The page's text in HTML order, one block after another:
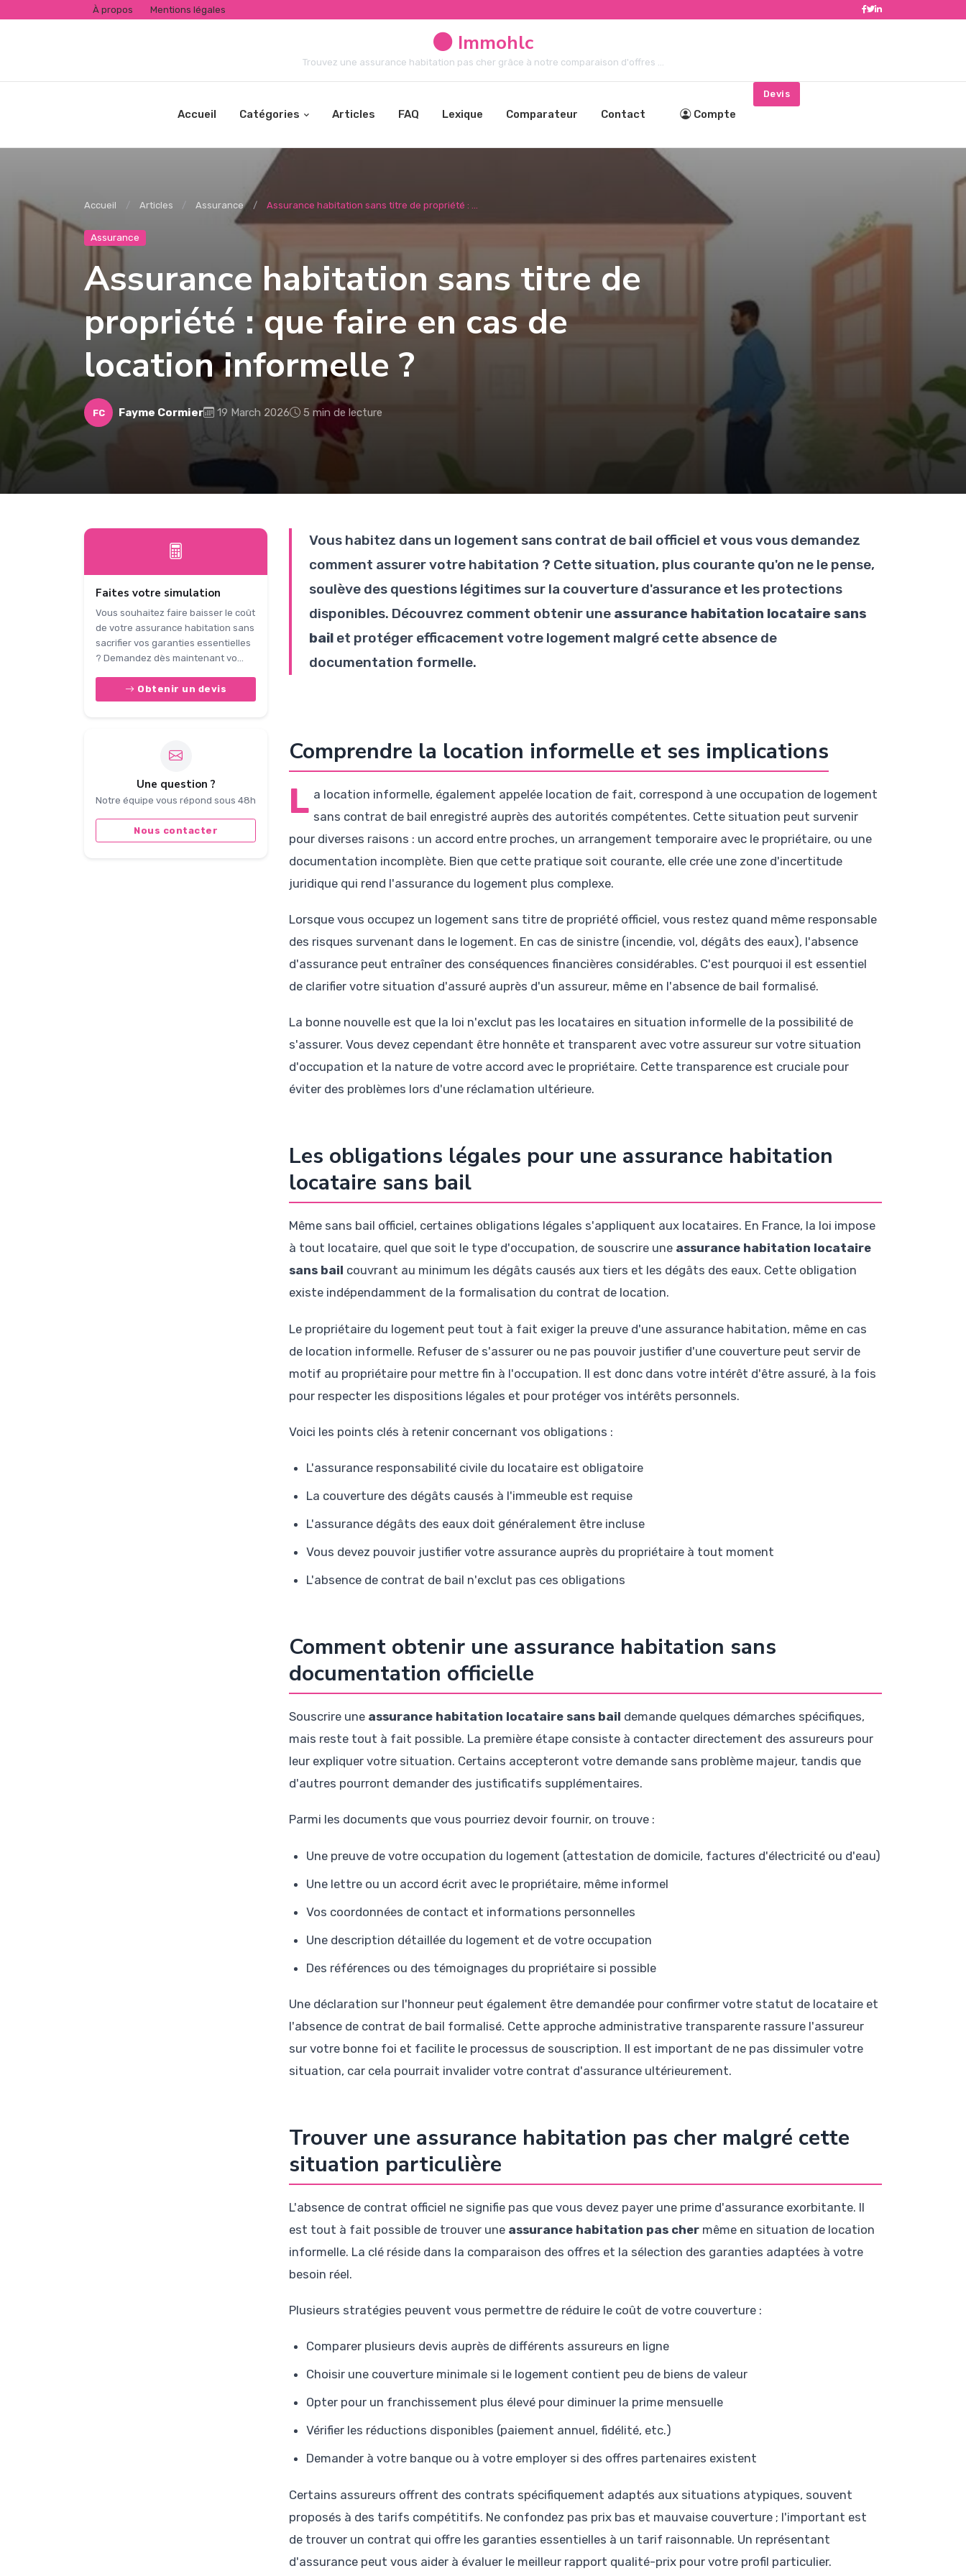
À propos Mentions légales
Immohlc
Trouvez une assurance habitation pas cher grâce à notre comparaison d'offres ...
Accueil Catégories Articles FAQ Lexique Comparateur Contact Compte
Devis
Accueil Articles Assurance Assurance habitation sans titre de propriété : ...
Assurance
Assurance habitation sans titre de
propriété : que faire en cas de
location informelle ?
FC Fayme Cormier 19 March 2026 5 min de lecture
Faites votre simulation
Vous souhaitez faire baisser le coût
de votre assurance habitation sans
sacrifier vos garanties essentielles
? Demandez dès maintenant vo...
Obtenir un devis
Une question ?
Notre équipe vous répond sous 48h
Nous contacter
Vous habitez dans un logement sans contrat de bail officiel et vous vous demandez
comment assurer votre habitation ? Cette situation, plus courante qu'on ne le pense,
soulève des questions légitimes sur la couverture d'assurance et les protections
disponibles. Découvrez comment obtenir une assurance habitation locataire sans
bail et protéger efficacement votre logement malgré cette absence de
documentation formelle.
Comprendre la location informelle et ses implications
L a location informelle, également appelée location de fait, correspond à une occupation de logement
sans contrat de bail enregistré auprès des autorités compétentes. Cette situation peut survenir
pour diverses raisons : un accord entre proches, un arrangement temporaire avec le propriétaire, ou une
documentation incomplète. Bien que cette pratique soit courante, elle crée une zone d'incertitude
juridique qui rend l'assurance du logement plus complexe.
Lorsque vous occupez un logement sans titre de propriété officiel, vous restez quand même responsable
des risques survenant dans le logement. En cas de sinistre (incendie, vol, dégâts des eaux), l'absence
d'assurance peut entraîner des conséquences financières considérables. C'est pourquoi il est essentiel
de clarifier votre situation d'assuré auprès d'un assureur, même en l'absence de bail formalisé.
La bonne nouvelle est que la loi n'exclut pas les locataires en situation informelle de la possibilité de
s'assurer. Vous devez cependant être honnête et transparent avec votre assureur sur votre situation
d'occupation et la nature de votre accord avec le propriétaire. Cette transparence est cruciale pour
éviter des problèmes lors d'une réclamation ultérieure.
Les obligations légales pour une assurance habitation
locataire sans bail
Même sans bail officiel, certaines obligations légales s'appliquent aux locataires. En France, la loi impose
à tout locataire, quel que soit le type d'occupation, de souscrire une assurance habitation locataire
sans bail couvrant au minimum les dégâts causés aux tiers et les dégâts des eaux. Cette obligation
existe indépendamment de la formalisation du contrat de location.
Le propriétaire du logement peut tout à fait exiger la preuve d'une assurance habitation, même en cas
de location informelle. Refuser de s'assurer ou ne pas pouvoir justifier d'une couverture peut servir de
motif au propriétaire pour mettre fin à l'occupation. Il est donc dans votre intérêt d'être assuré, à la fois
pour respecter les dispositions légales et pour protéger vos intérêts personnels.
Voici les points clés à retenir concernant vos obligations :
L'assurance responsabilité civile du locataire est obligatoire
La couverture des dégâts causés à l'immeuble est requise
L'assurance dégâts des eaux doit généralement être incluse
Vous devez pouvoir justifier votre assurance auprès du propriétaire à tout moment
L'absence de contrat de bail n'exclut pas ces obligations
Comment obtenir une assurance habitation sans
documentation officielle
Souscrire une assurance habitation locataire sans bail demande quelques démarches spécifiques,
mais reste tout à fait possible. La première étape consiste à contacter directement des assureurs pour
leur expliquer votre situation. Certains accepteront votre demande sans problème majeur, tandis que
d'autres pourront demander des justificatifs supplémentaires.
Parmi les documents que vous pourriez devoir fournir, on trouve :
Une preuve de votre occupation du logement (attestation de domicile, factures d'électricité ou d'eau)
Une lettre ou un accord écrit avec le propriétaire, même informel
Vos coordonnées de contact et informations personnelles
Une description détaillée du logement et de votre occupation
Des références ou des témoignages du propriétaire si possible
Une déclaration sur l'honneur peut également être demandée pour confirmer votre statut de locataire et
l'absence de contrat de bail formalisé. Cette approche administrative transparente rassure l'assureur
sur votre bonne foi et facilite le processus de souscription. Il est important de ne pas dissimuler votre
situation, car cela pourrait invalider votre contrat d'assurance ultérieurement.
Trouver une assurance habitation pas cher malgré cette
situation particulière
L'absence de contrat officiel ne signifie pas que vous devez payer une prime d'assurance exorbitante. Il
est tout à fait possible de trouver une assurance habitation pas cher même en situation de location
informelle. La clé réside dans la comparaison des offres et la sélection des garanties adaptées à votre
besoin réel.
Plusieurs stratégies peuvent vous permettre de réduire le coût de votre couverture :
Comparer plusieurs devis auprès de différents assureurs en ligne
Choisir une couverture minimale si le logement contient peu de biens de valeur
Opter pour un franchissement plus élevé pour diminuer la prime mensuelle
Vérifier les réductions disponibles (paiement annuel, fidélité, etc.)
Demander à votre banque ou à votre employer si des offres partenaires existent
Certains assureurs offrent des contrats spécifiquement adaptés aux situations atypiques, souvent
proposés à des tarifs compétitifs. Ne confondez pas prix bas et mauvaise couverture ; l'important est
de trouver un contrat qui offre les garanties essentielles à un tarif raisonnable. Un représentant
d'assurance peut vous aider à évaluer le meilleur rapport qualité-prix pour votre profil particulier.